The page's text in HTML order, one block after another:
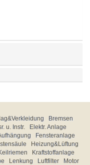
Bremsen
u. Instr.
Elektr. Anlage
Fensteranlage
Heizung&Lüftung
Kraftstoffanlage
Lenkung Luftfilter
Motor